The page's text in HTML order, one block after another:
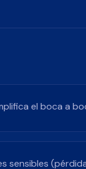
el boca a
sensibles